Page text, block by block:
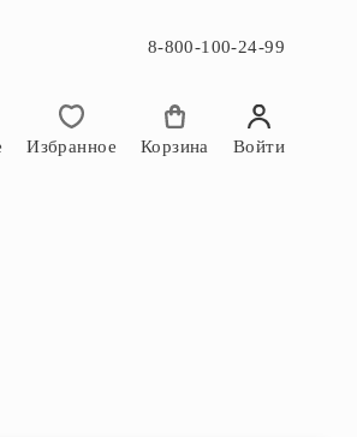
8-800-100-24-99
Избранное Корзина Войти